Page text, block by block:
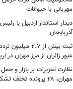
مهربانی با حیوانات
دیدار استاندار اردبیل با
آذربایجان
عبور زائران از مرز مهران در
نظارت تعزیرات بر بازار و
مهران، ۲۸ پرونده تخلف تشکیل شد